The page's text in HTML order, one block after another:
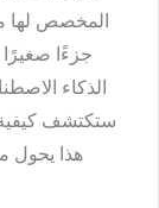
المخصص لها
جزءًا
الذكاء
ستكتشف كيفية